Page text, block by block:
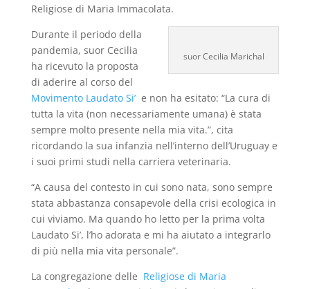
Religiose di Maria Immacolata.
suor Cecilia Marichal
Durante il periodo della
pandemia, suor Cecilia
ha ricevuto la proposta
di aderire al corso del
Movimento Laudato Si’e non ha esitato: “La cura di
tutta la vita (non necessariamente umana) è stata
sempre molto presente nella mia vita.”, cita
ricordando la sua infanzia nell’interno dell’Uruguay e
i suoi primi studi nella carriera veterinaria.
“A causa del contesto in cui sono nata, sono sempre
stata abbastanza consapevole della crisi ecologica in
cui viviamo. Ma quando ho letto per la prima volta
Laudato Si’, l’ho adorata e mi ha aiutato a integrarlo
di più nella mia vita personale”.
La congregazione delle Religiose di Maria